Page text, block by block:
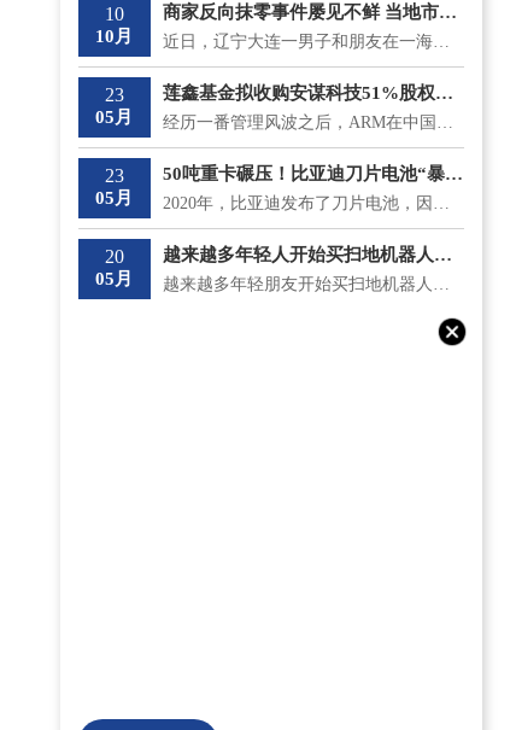
10
10月
商家反向抹零事件屡见不鲜 当地市监局最新回应将“零容忍”态度打击
近日，辽宁大连一男子和朋友在一海鲜大排档吃饭，总共消费了930 9元，收款时却被反向抹零收取了931元。...
23
05月
莲鑫基金拟收购安谋科技51%股权？安鑫集团回应
经历一番管理风波之后，ARM在中国的分支安谋中国逐渐安稳下来，但是5月18日，神秘冒出的莲鑫集团公告称...
23
05月
50吨重卡碾压！比亚迪刀片电池“暴力”性能“测试”成功
2020年，比亚迪发布了刀片电池，因其成功通过了国内最严苛的针刺测试不起火，一时间名声大噪;而且在安全...
20
05月
越来越多年轻人开始买扫地机器人了 涨价和买贵意味着什么？
越来越多年轻朋友开始买扫地机器人了，不仅如此，他们还专挑贵的买。在《一点财经》的调研中，有不少90...